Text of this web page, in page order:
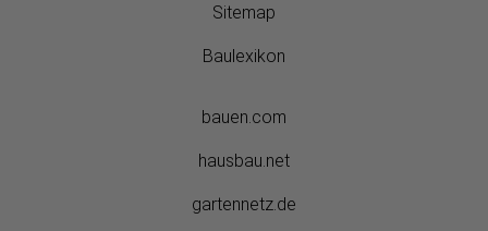
Sitemap
Baulexikon
bauen.com
hausbau.net
gartennetz.de